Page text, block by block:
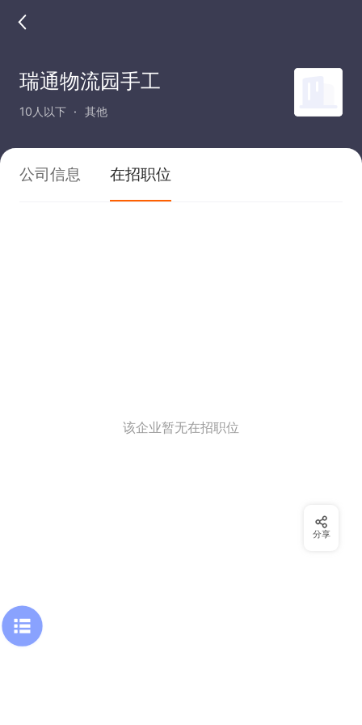
瑞通物流园手工
10人以下 其他
公司信息 在招职位
该企业暂无在招职位
分享